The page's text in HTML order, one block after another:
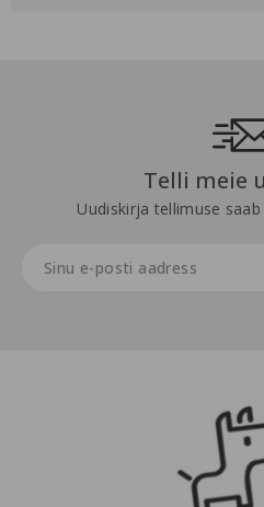
Telli meie
Uudiskirja tellimuse